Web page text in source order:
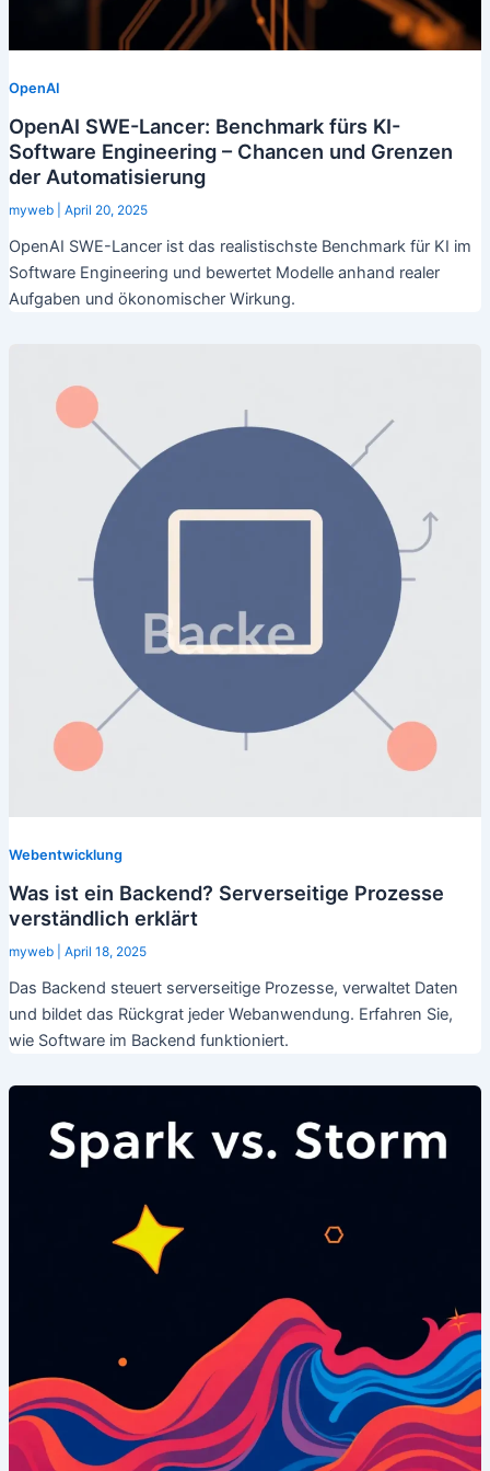
OpenAI
OpenAI SWE-Lancer: Benchmark fürs KI-
Software Engineering – Chancen und Grenzen
der Automatisierung
myweb April 20, 2025
OpenAI SWE-Lancer ist das realistischste Benchmark für KI im
Software Engineering und bewertet Modelle anhand realer
Aufgaben und ökonomischer Wirkung.
Webentwicklung
Was ist ein Backend? Serverseitige Prozesse
verständlich erklärt
myweb April 18, 2025
Das Backend steuert serverseitige Prozesse, verwaltet Daten
und bildet das Rückgrat jeder Webanwendung. Erfahren Sie,
wie Software im Backend funktioniert.